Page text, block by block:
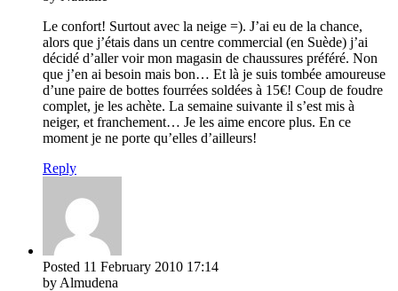
Le confort! Surtout avec la neige =). J’ai eu de la chance,
alors que j’étais dans un centre commercial (en Suède) j’ai
décidé d’aller voir mon magasin de chaussures préféré. Non
que j’en ai besoin mais bon… Et là je suis tombée amoureuse
d’une paire de bottes fourrées soldées à 15€! Coup de foudre
complet, je les achète. La semaine suivante il s’est mis à
neiger, et franchement… Je les aime encore plus. En ce
moment je ne porte qu’elles d’ailleurs!
Reply
Posted 11 February 2010 17:14
by Almudena